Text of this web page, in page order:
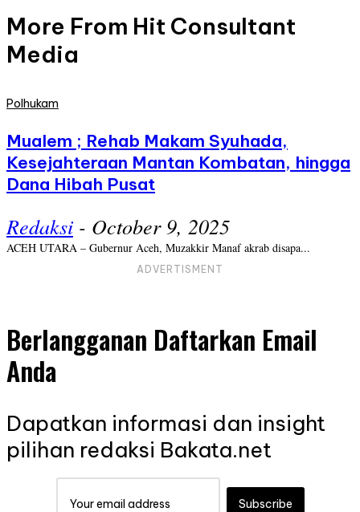
More From Hit Consultant
Media
Polhukam
Mualem ; Rehab Makam Syuhada,
Kesejahteraan Mantan Kombatan, hingga
Dana Hibah Pusat
Redaksi - October 9, 2025
ACEH UTARA – Gubernur Aceh, Muzakkir Manaf akrab disapa...
ADVERTISMENT
Berlangganan Daftarkan Email
Anda
Dapatkan informasi dan insight
pilihan redaksi Bakata.net
Subscribe